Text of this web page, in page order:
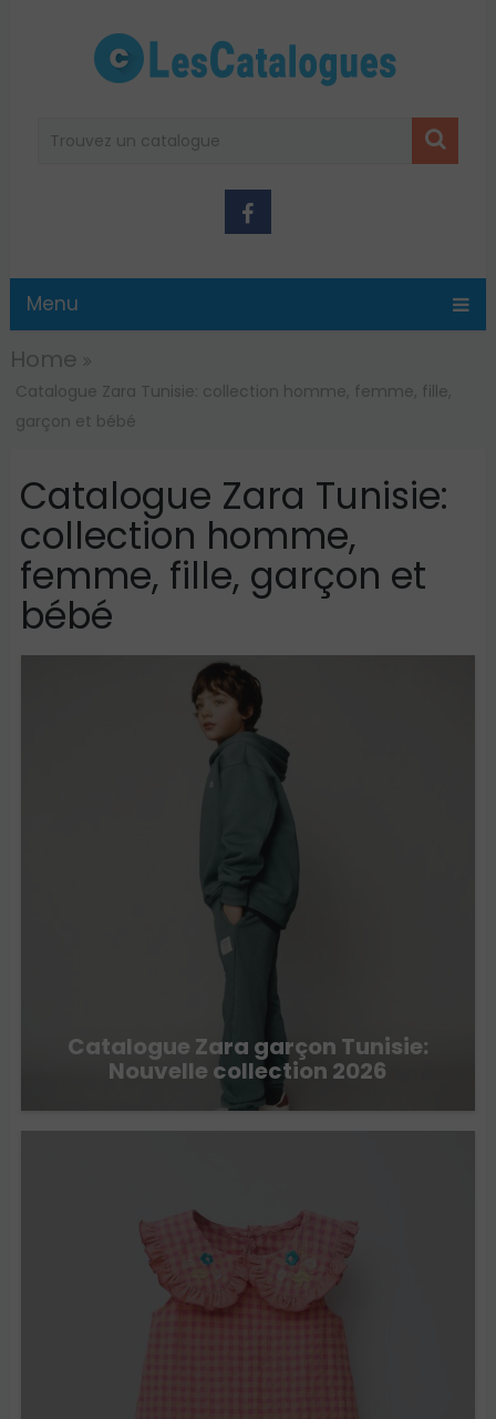
Menu
Home
Catalogue Zara Tunisie: collection homme, femme, fille,
garçon et bébé
Catalogue Zara Tunisie:
collection homme,
femme, fille, garçon et
bébé
Catalogue Zara garçon Tunisie:
Nouvelle collection 2026